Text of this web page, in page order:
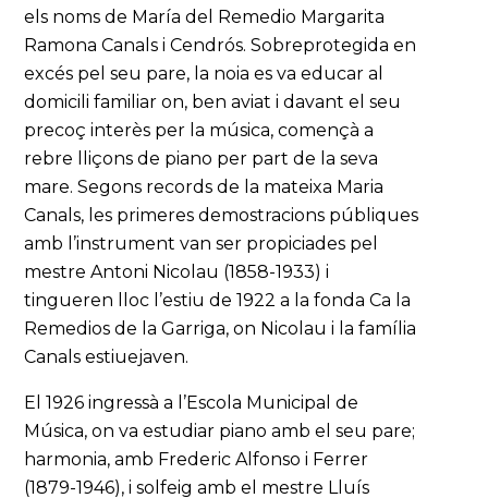
els noms de María del Remedio Margarita
Ramona Canals i Cendrós. Sobreprotegida en
excés pel seu pare, la noia es va educar al
domicili familiar on, ben aviat i davant el seu
precoç interès per la música, començà a
rebre lliçons de piano per part de la seva
mare. Segons records de la mateixa Maria
Canals, les primeres demostracions públiques
amb l’instrument van ser propiciades pel
mestre Antoni Nicolau (1858-1933) i
tingueren lloc l’estiu de 1922 a la fonda Ca la
Remedios de la Garriga, on Nicolau i la família
Canals estiuejaven.
El 1926 ingressà a l’Escola Municipal de
Música, on va estudiar piano amb el seu pare;
harmonia, amb Frederic Alfonso i Ferrer
(1879-1946), i solfeig amb el mestre Lluís